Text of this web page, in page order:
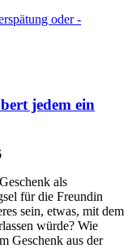
oder -
jedem ein
als
für die Freundin
sein, etwas, mit dem
würde? Wie
Geschenk aus der